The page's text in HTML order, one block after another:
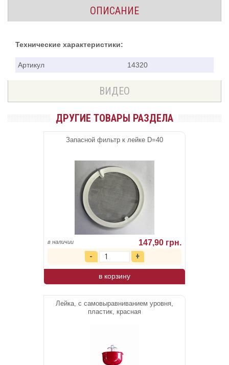
ОПИСАНИЕ
Технические характеристики:
Артикул 14320
ВИДЕО
ДРУГИЕ ТОВАРЫ РАЗДЕЛА
Запасной фильтр к лейке D=40
в наличии 147,90 грн.
в корзину
Лейка, с самовыравниванием уровня,
пластик, красная